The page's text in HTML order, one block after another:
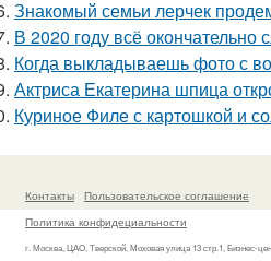
Знакомый семьи лерчек
В 2020 году всё окончательно
Когда выкладываешь фото с
Актриса Екатерина шпица
Куриное Филе с картошкой и
Контакты
Пользовательское соглашение
Политика конфидециальности
г. Москва, ЦАО, Тверской, Моховая улица 13 стр.1, Бизнес-